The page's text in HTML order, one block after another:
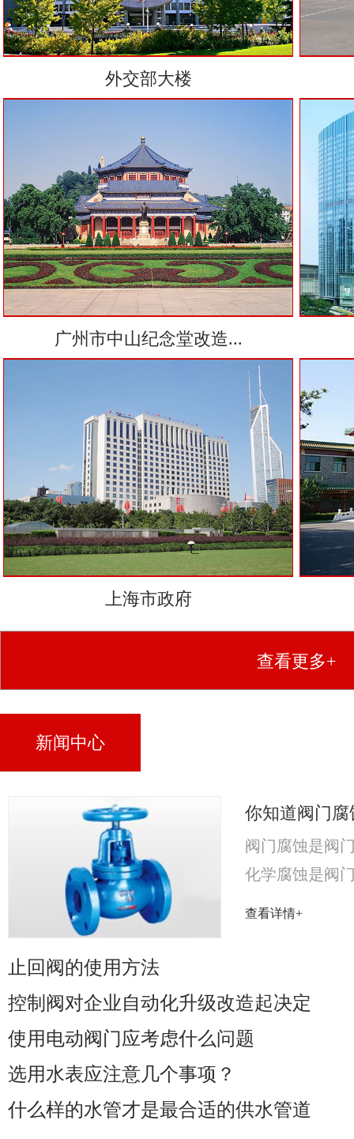
外交部大楼
广州市中山纪念堂改造...
上海市政府
查看更多+
新闻中心
你知道阀门
阀门腐蚀是阀
化学腐蚀是阀
率取决于阀门
查看详情+
止回阀的使用方法
控制阀对企业自动化升级改造起决定
使用电动阀门应考虑什么问题
选用水表应注意几个事项？
什么样的水管才是最合适的供水管道